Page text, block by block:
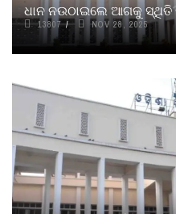
ଧାନ ନଉଠାଇଲେ ଆଗକୁ
13807 NOV 28, 2025